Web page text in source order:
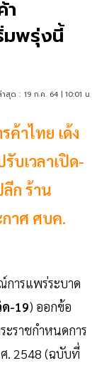
มพรุ่งนี้
สุด : 19 ก.ค. 64 | 10:01 น.
าไทย เด้ง
บเวลาเปิด-
ก ร้าน
าศ ศบค.
การแพร่ระบาด
-19) ออกข้อ
ะราชกำหนดการ
. 2548 (ฉบับที่